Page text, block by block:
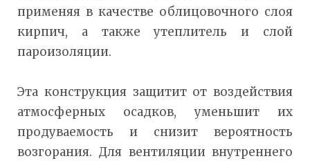
применяя в качестве облицовочного слоя
кирпич, а также утеплитель и слой
пароизоляции.
Эта конструкция защитит от воздействия
атмосферных осадков, уменьшит их
продуваемость и снизит вероятность
возгорания. Для вентиляции внутреннего